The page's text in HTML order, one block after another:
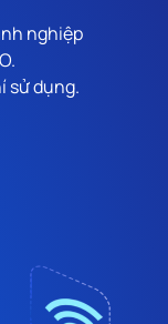
nghiệp
sử dụng.